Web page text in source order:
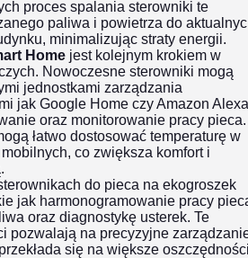
proces spalania sterowniki te
paliwa i powietrza do
minimalizując straty energii.
Home jest kolejnym krokiem w
Nowoczesne sterowniki mogą
jednostkami zarządzania
jak Google Home czy Amazon
oraz monitorowanie pracy pieca.
łatwo dostosować temperaturę w
co zwiększa komfort i
do pieca na ekogroszek
jak harmonogramowanie pracy
oraz diagnostykę usterek. Te
pozwalają na precyzyjne
się na większe